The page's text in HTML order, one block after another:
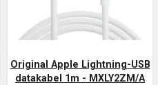
Original Apple Lightning-USB
datakabel 1m - MXLY2ZM/A